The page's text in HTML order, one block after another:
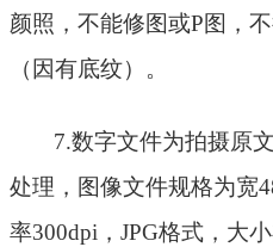
颜照，不能修图或P图，
（因有底纹）。
7.数字文件为拍摄原
处理，图像文件规格为宽
率300dpi， JPG格式，大